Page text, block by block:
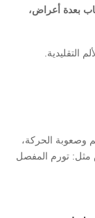
بعدة أعراض،
التقليدية.
وصعوبة الحركة،
مثل: تورم المفصل